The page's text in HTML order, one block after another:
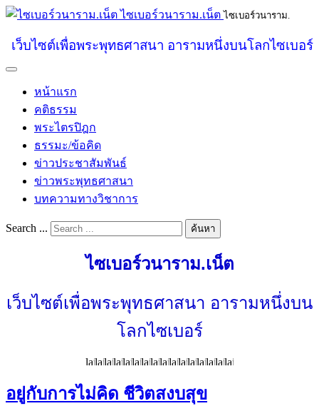
ไซเบอร์วนาราม.เน็ต ไซเบอร์วนาราม.
เว็บไซต์เพื่อพระพุทธศาสนา อารามหนึ่งบนโลกไซเบอร์
หน้าแรก
คติธรรม
พระไตรปิฎก
ธรรมะ/ข้อคิด
ข่าวประชาสัมพันธ์
ข่าวพระพุทธศาสนา
บทความทางวิชาการ
Search ... ค้นหา
ไซเบอร์วนาราม.เน็ต
เว็บไซต์เพื่อพระพุทธศาสนา อารามหนึ่งบน
โลกไซเบอร์
อยู่กับการไม่คิด ชีวิตสงบสุข